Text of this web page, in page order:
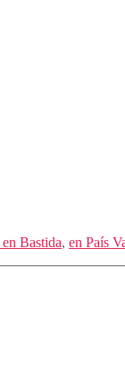
Bastida, en País